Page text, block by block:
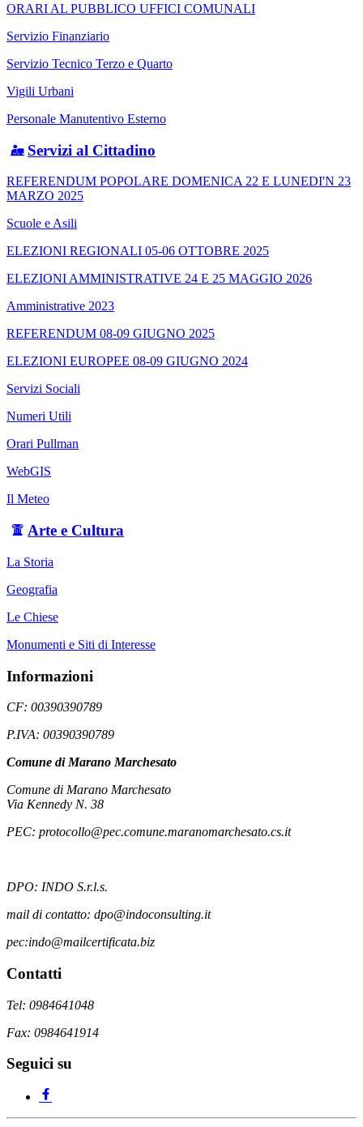
ORARI AL PUBBLICO UFFICI COMUNALI
Servizio Finanziario
Servizio Tecnico Terzo e Quarto
Vigili Urbani
Personale Manutentivo Esterno
Servizi al Cittadino
REFERENDUM POPOLARE DOMENICA 22 E LUNEDI'N 23
MARZO 2025
Scuole e Asili
ELEZIONI REGIONALI 05-06 OTTOBRE 2025
ELEZIONI AMMINISTRATIVE 24 E 25 MAGGIO 2026
Amministrative 2023
REFERENDUM 08-09 GIUGNO 2025
ELEZIONI EUROPEE 08-09 GIUGNO 2024
Servizi Sociali
Numeri Utili
Orari Pullman
WebGIS
Il Meteo
Arte e Cultura
La Storia
Geografia
Le Chiese
Monumenti e Siti di Interesse
Informazioni
CF: 00390390789
P.IVA: 00390390789
Comune di Marano Marchesato
Comune di Marano Marchesato
Via Kennedy N. 38
PEC: protocollo@pec.comune.maranomarchesato.cs.it
DPO: INDO S.r.l.s.
mail di contatto: dpo@indoconsulting.it
pec:indo@mailcertificata.biz
Contatti
Tel: 0984641048
Fax: 0984641914
Seguici su